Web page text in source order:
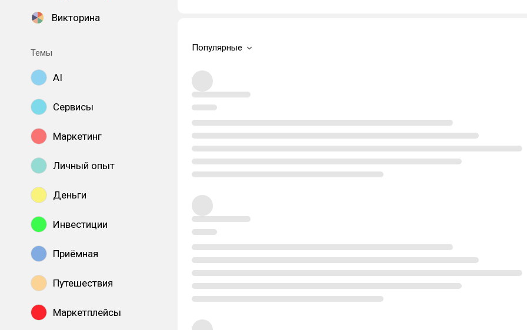
Викторина
Темы
AI
Сервисы
Маркетинг
Личный опыт
Деньги
Инвестиции
Приёмная
Путешествия
Маркетплейсы
Популярные